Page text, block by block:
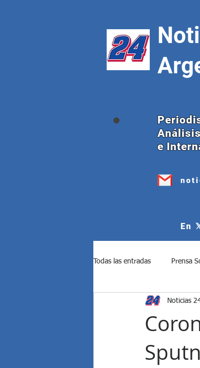
e
En
Todas las entradas Prensa
Ataque de Israel a Irán
Causas contra Cristina
Noticias